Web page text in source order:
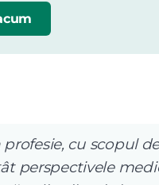
cu scopul
perspectivele